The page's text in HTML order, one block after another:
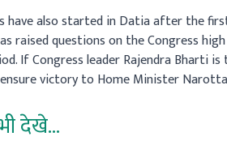
have also started in Datia after the
raised questions on the Congress
If Congress leader Rajendra Bharti
victory to Home Minister
देखे...